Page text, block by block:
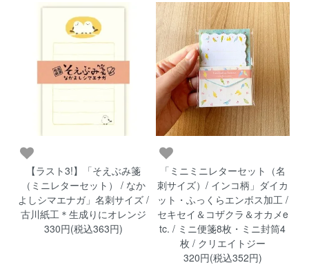
【ラスト3!】「そえぶみ箋
（ミニレターセット） / なか
よしシマエナガ」名刺サイズ /
古川紙工＊生成りにオレンジ
330円(税込363円)
「ミニミニレターセット（名
刺サイズ）/ インコ柄」ダイカ
ット・ふっくらエンボス加工 /
セキセイ＆コザクラ＆オカメe
tc. / ミニ便箋8枚・ミニ封筒4
枚 / クリエイトジー
320円(税込352円)